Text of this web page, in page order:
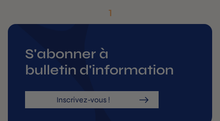
1
S'abonner à
bulletin d'information
Inscrivez-vous !